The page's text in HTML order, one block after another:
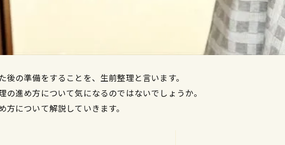
の準備をすることを、生前整理と言います。
の進め方について気になるのではないでしょうか。
について解説していきます。